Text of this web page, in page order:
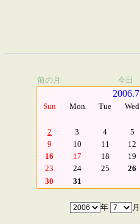
前の月 今日
2006.7
Sun Mon Tue Wed
2
3 4 5
9
10 11 12
16
17 18 19
23
24 25 26
30
31
年 月